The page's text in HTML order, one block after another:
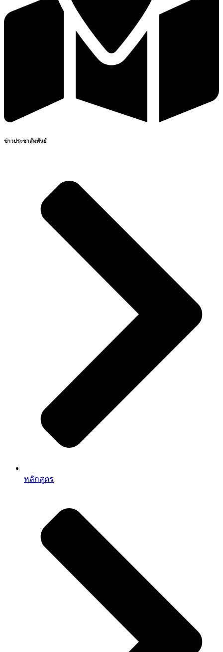
ข่าวประชาสัมพันธ์
หลักสูตร